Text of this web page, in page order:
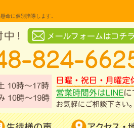
命に個別指導します。